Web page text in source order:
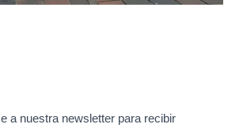
a nuestra newsletter para recibir